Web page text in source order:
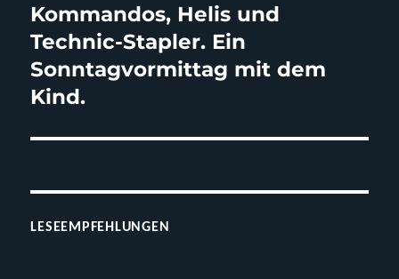
Nächster
Beitrag:
Kommandos, Helis und
Technic-Stapler. Ein
Sonntagvormittag mit dem
Kind.
LESEEMPFEHLUNGEN